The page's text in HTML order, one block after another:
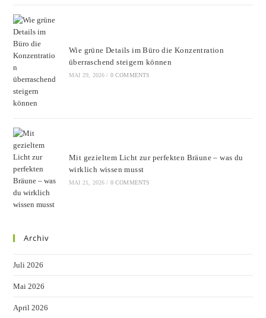
Wie grüne Details im Büro die Konzentration
überraschend steigern können
MAI 29, 2026 / 0 COMMENTS
Mit gezieltem Licht zur perfekten Bräune – was du
wirklich wissen musst
MAI 21, 2026 / 0 COMMENTS
Archiv
Juli 2026
Mai 2026
April 2026